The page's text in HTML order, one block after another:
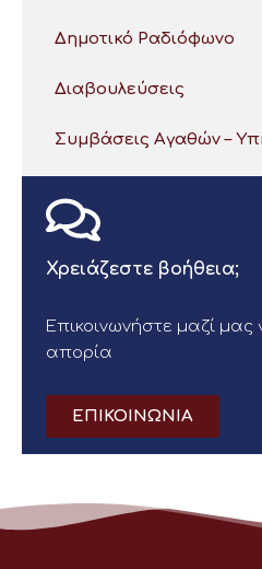
Δημοτικό Ραδιόφωνο
Διαβουλεύσεις
Συμβάσεις Αγαθών –
Χρειάζεστε βοήθεια;
Επικοινωνήστε μαζί
απορία
ΕΠΙΚΟΙΝΩΝΙΑ